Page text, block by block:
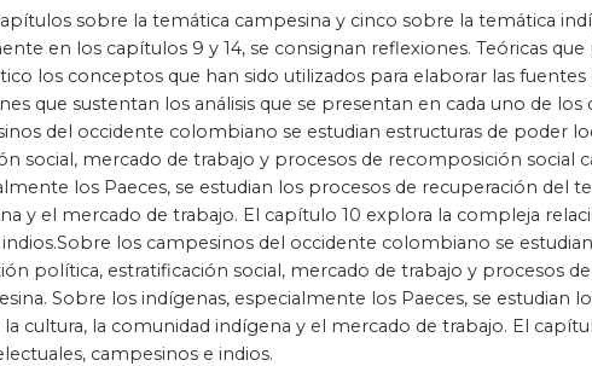
Posconflicto
sobre la temática campesina y cinco sobre la temática
en los capítulos 9 y 14, se consignan reflexiones. Teóricas
los conceptos que han sido utilizados para elaborar las fuentes
que sustentan los análisis que se presentan en cada uno de los
del occidente colombiano se estudian estructuras de poder
social, mercado de trabajo y procesos de recomposición social
los Paeces, se estudian los procesos de recuperación del
y el mercado de trabajo. El capítulo 10 explora la compleja
los campesinos del occidente colombiano se
política, estratificación social, mercado de trabajo y procesos de
Sobre los indígenas, especialmente los Paeces, se estudian
cultura, la comunidad indígena y el mercado de trabajo. El
campesinos e indios.